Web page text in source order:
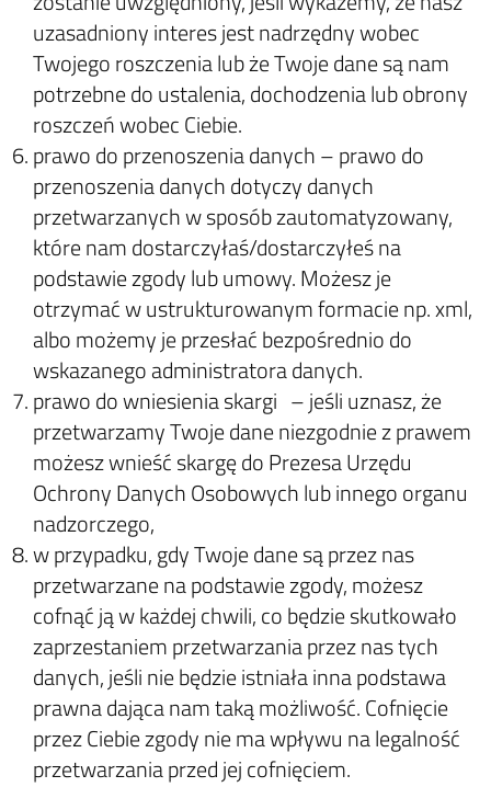
uzasadniony interes jest nadrzędny wobec
Twojego roszczenia lub że Twoje dane są nam
potrzebne do ustalenia, dochodzenia lub obrony
roszczeń wobec Ciebie.
prawo do przenoszenia danych – prawo do
przenoszenia danych dotyczy danych
przetwarzanych w sposób zautomatyzowany,
które nam dostarczyłaś/dostarczyłeś na
podstawie zgody lub umowy. Możesz je
otrzymać w ustrukturowanym formacie np. xml,
albo możemy je przesłać bezpośrednio do
wskazanego administratora danych.
prawo do wniesienia skargi – jeśli uznasz, że
przetwarzamy Twoje dane niezgodnie z prawem
możesz wnieść skargę do Prezesa Urzędu
Ochrony Danych Osobowych lub innego organu
nadzorczego,
w przypadku, gdy Twoje dane są przez nas
przetwarzane na podstawie zgody, możesz
cofnąć ją w każdej chwili, co będzie skutkowało
zaprzestaniem przetwarzania przez nas tych
danych, jeśli nie będzie istniała inna podstawa
prawna dająca nam taką możliwość. Cofnięcie
przez Ciebie zgody nie ma wpływu na legalność
przetwarzania przed jej cofnięciem.